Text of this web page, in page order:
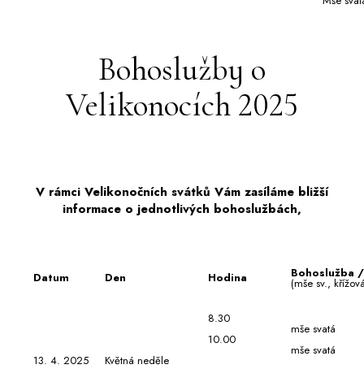
Bohoslužby o
Velikonocích 2025
V rámci Velikonočních svátků Vám zasíláme bližší
informace o jednotlivých bohoslužbách,
Datum Den Hodina Bohoslužba
(mše sv.,
13. 4. 2025 Květná neděle
8.30
10.00
mše svatá
mše svatá